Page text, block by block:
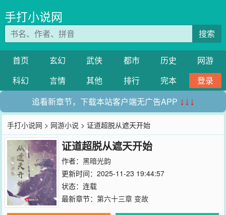
手打小说网
搜索
首页 玄幻 武侠 都市 历史
网游
科幻
言情 其他 排行 完本
登录
追看新章节，下载本站客户端无广告APP ↓↓↓
手打小说网 > 网游小说 > 证道超脱从遮天开始
证道超脱从遮天开始
作者： 黑暗光韵
更新时间：2025-11-23 19:44:57
状态：连载
最新章节： 第六十三章 变故